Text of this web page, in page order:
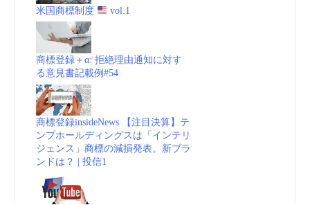
米国商標制度 vol.1
商標登録＋α: 拒絶理由通知に対す
る意見書記載例#54
商標登録insideNews 【注目決算】テ
ンプホールディングスは「インテリ
ジェンス」商標の減損発表。新ブラ
ンドは？ | 投信1